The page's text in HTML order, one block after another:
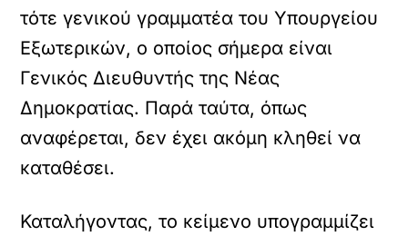
τότε γενικού γραμματέα του Υπουργείου
Εξωτερικών, ο οποίος σήμερα είναι
Γενικός Διευθυντής της Νέας
Δημοκρατίας. Παρά ταύτα, όπως
αναφέρεται, δεν έχει ακόμη κληθεί να
καταθέσει.
Καταλήγοντας, το κείμενο υπογραμμίζει